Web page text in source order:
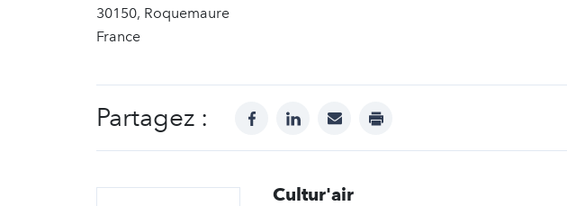
30150, Roquemaure
France
Partagez : facebooklinkedinmail print
Cultur'air